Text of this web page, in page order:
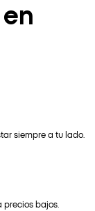
siempre a tu lado.
bajos.